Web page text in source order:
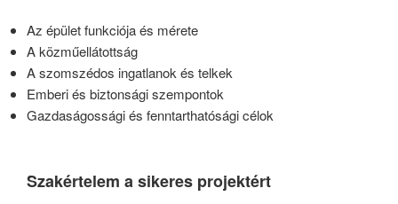
Az épület funkciója és mérete
A közműellátottság
A szomszédos ingatlanok és telkek
Emberi és biztonsági szempontok
Gazdaságossági és fenntarthatósági célok
Szakértelem a sikeres projektért